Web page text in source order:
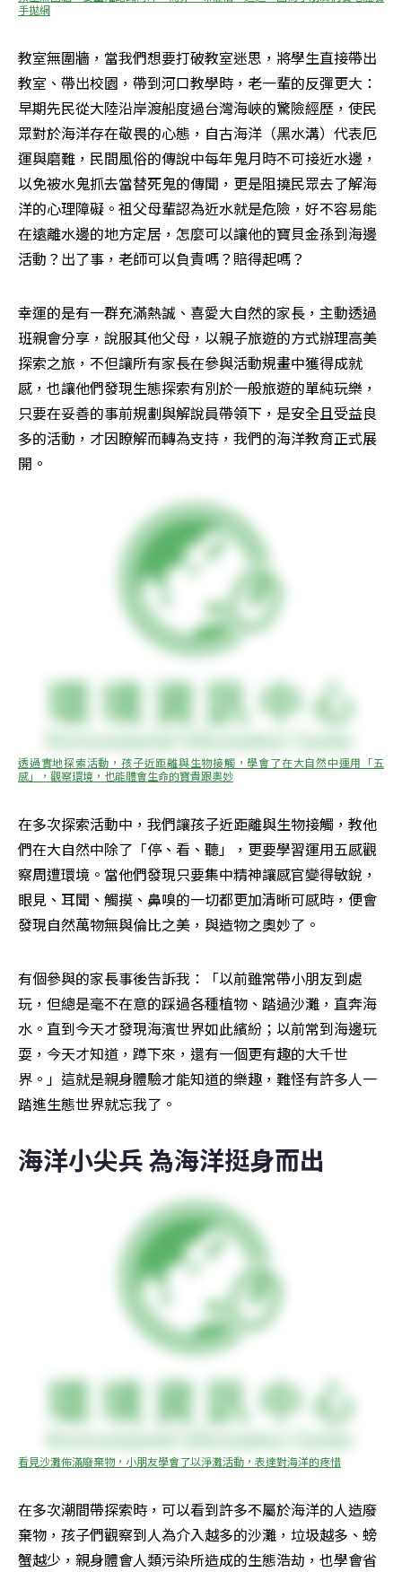
手拋網
教室無圍牆，當我們想要打破教室迷思，將學生直接帶出
教室、帶出校園，帶到河口教學時，老一輩的反彈更大：
早期先民從大陸沿岸渡船度過台灣海峽的驚險經歷，使民
眾對於海洋存在敬畏的心態，自古海洋（黑水溝）代表厄
運與磨難，民間風俗的傳說中每年鬼月時不可接近水邊，
以免被水鬼抓去當替死鬼的傳聞，更是阻撓民眾去了解海
洋的心理障礙。祖父母輩認為近水就是危險，好不容易能
在遠離水邊的地方定居，怎麼可以讓他的寶貝金孫到海邊
活動？出了事，老師可以負責嗎？賠得起嗎？
幸運的是有一群充滿熱誠、喜愛大自然的家長，主動透過
班親會分享，說服其他父母，以親子旅遊的方式辦理高美
探索之旅，不但讓所有家長在參與活動規畫中獲得成就
感，也讓他們發現生態探索有別於一般旅遊的單純玩樂，
只要在妥善的事前規劃與解說員帶領下，是安全且受益良
多的活動，才因瞭解而轉為支持，我們的海洋教育正式展
開。
透過實地探索活動，孩子近距離與生物接觸，學會了在大自然中運用「五
感」，觀察環境，也能體會生命的寶貴跟奧妙
在多次探索活動中，我們讓孩子近距離與生物接觸，教他
們在大自然中除了「停、看、聽」，更要學習運用五感觀
察周遭環境。當他們發現只要集中精神讓感官變得敏銳，
眼見、耳聞、觸摸、鼻嗅的一切都更加清晰可感時，便會
發現自然萬物無與倫比之美，與造物之奧妙了。
有個參與的家長事後告訴我：「以前雖常帶小朋友到處
玩，但總是毫不在意的踩過各種植物、踏過沙灘，直奔海
水。直到今天才發現海濱世界如此繽紛；以前常到海邊玩
耍，今天才知道，蹲下來，還有一個更有趣的大千世
界。」這就是親身體驗才能知道的樂趣，難怪有許多人一
踏進生態世界就忘我了。
海洋小尖兵 為海洋挺身而出
看見沙灘佈滿廢棄物，小朋友學會了以淨灘活動，表達對海洋的疼惜
在多次潮間帶探索時，可以看到許多不屬於海洋的人造廢
棄物，孩子們觀察到人為介入越多的沙灘，垃圾越多、螃
蟹越少，親身體會人類污染所造成的生態浩劫，也學會省